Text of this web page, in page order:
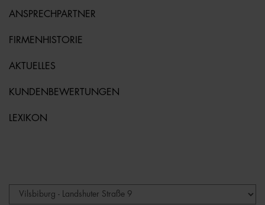
ANSPRECHPARTNER
FIRMENHISTORIE
AKTUELLES
KUNDENBEWERTUNGEN
LEXIKON